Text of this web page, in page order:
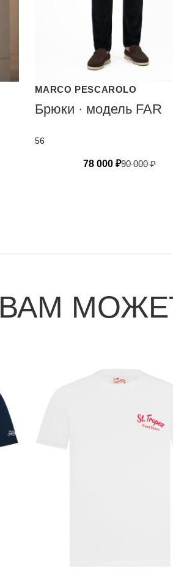
MARCO PESCAROLO
Брюки · модель FAR
56
78 000₽90 000₽
ВАМ